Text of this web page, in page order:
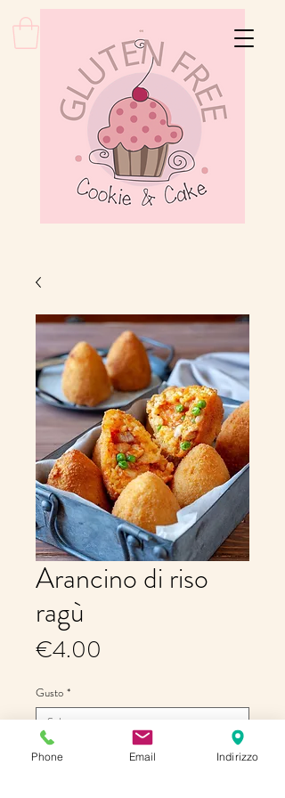
Arancino di riso
ragù
€4.00
Gusto *
Quantity
Phone Email Indirizzo